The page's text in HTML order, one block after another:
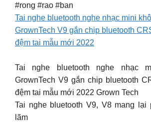
#rong #rao #ban
Tai nghe bluetooth nghe nhạc mini
GrownTech V9 gắn chip bluetooth
đệm tai mẫu mới 2022
Tai nghe bluetooth nghe nhạc
GrownTech V9 gắn chip bluetooth
đệm tai mẫu mới 2022 Grown Tech
Tai nghe bluetooth V9, V8 mang lại
lãm